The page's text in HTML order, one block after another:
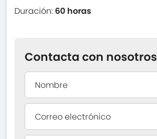
Duración: 60 horas
Contacta con nosotros